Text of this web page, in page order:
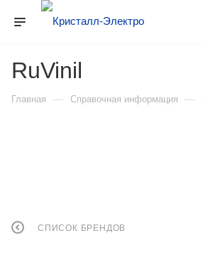
RuVinil
Главная — Справочная информация —
СПИСОК БРЕНДОВ